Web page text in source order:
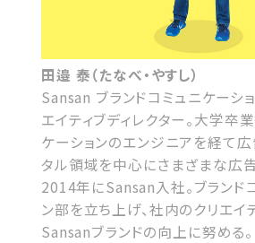
田邉 泰（たなべ・やすし）
Sansan ブランドコミュニケーシ
エイティブディレクター。大学卒
ケーションのエンジニアを経て
タル領域を中心にさまざまな広
2014年にSansan入社。ブランド
ン部を立ち上げ、社内のクリエイ
Sansanブランドの向上に努める。